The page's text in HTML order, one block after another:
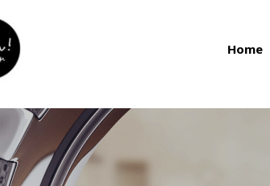
Home